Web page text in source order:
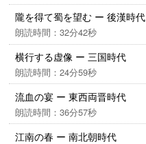
隴を得て蜀を望む ー 後漢時代
朗読時間：32分42秒
横行する虚像 ー 三国時代
朗読時間：24分59秒
流血の宴 ー 東西両晋時代
朗読時間：36分57秒
江南の春 ー 南北朝時代